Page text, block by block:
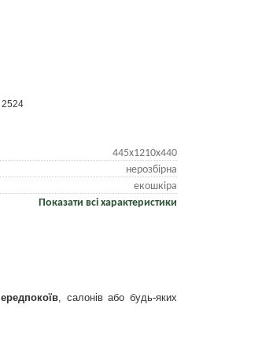
2524
445х1210х440
нерозбірна
екошкіра
Показати всі характеристики
, салонів або будь-яких